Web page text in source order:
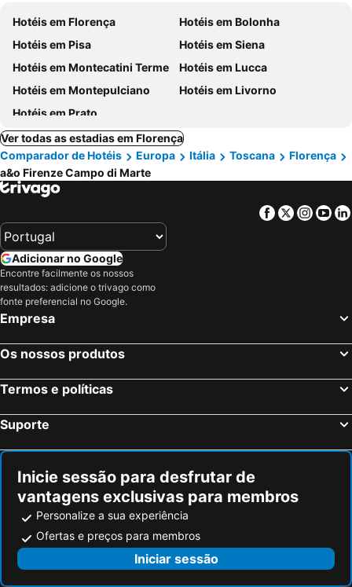
Hotéis em Florença
Hotéis em Bolonha
Hotéis em Pisa
Hotéis em Siena
Hotéis em Montecatini Terme
Hotéis em Lucca
Hotéis em Montepulciano
Hotéis em Livorno
Hotéis em Prato
Ver todas as estadias em Florença
Comparador de Hotéis
Europa Itália Toscana
Florença
a&o Firenze Campo di Marte
Facebook
Twitter
Adicionar no Google
Encontre facilmente os nossos
resultados: adicione o trivago como
fonte preferencial no Google.
Empresa
Os nossos produtos
Termos e políticas
Suporte
Inicie sessão para desfrutar de
vantagens exclusivas para membros
Personalize a sua experiência
Ofertas e preços para membros
Iniciar sessão